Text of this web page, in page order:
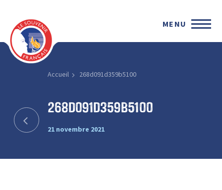
MENU
Accueil 268d091d359b5100
268d091d359b5100
21 novembre 2021